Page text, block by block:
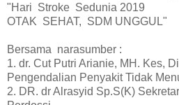
"Hari Stroke Sedunia 2019
OTAK SEHAT, SDM UNGGUL"
Bersama narasumber :
1. dr. Cut Putri Arianie, MH. Kes,
Pengendalian Penyakit Tidak
2. DR. dr Alrasyid Sp.S(K)